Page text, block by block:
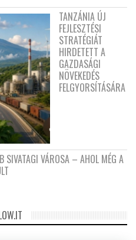
TANZÁNIA ÚJ
FEJLESZTÉSI
STRATÉGIÁT
HIRDETETT A
GAZDASÁGI
NÖVEKEDÉS
FELGYORSÍTÁSÁRA
SIVATAGI VÁROSA – AHOL MÉG A